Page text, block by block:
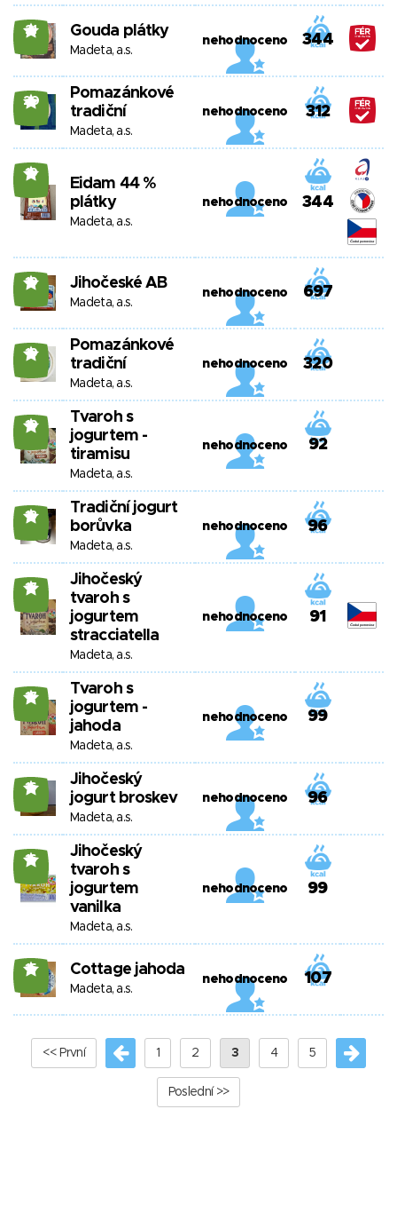
21 Gouda plátky
Madeta, a.s.
nehodnoceno 344
20
Pomazánkové
tradiční
Madeta, a.s.
nehodnoceno 312
19
Eidam 44 %
plátky
Madeta, a.s.
nehodnoceno 344
19 Jihočeské AB
Madeta, a.s.
nehodnoceno 697
19
Pomazánkové
tradiční
Madeta, a.s.
nehodnoceno 320
19
Tvaroh s
jogurtem -
tiramisu
Madeta, a.s.
nehodnoceno 92
18
Tradiční jogurt
borůvka
Madeta, a.s.
nehodnoceno 96
17
Jihočeský
tvaroh s
jogurtem
stracciatella
Madeta, a.s.
nehodnoceno 91
17
Tvaroh s
jogurtem -
jahoda
Madeta, a.s.
nehodnoceno 99
16
Jihočeský
jogurt broskev
Madeta, a.s.
nehodnoceno 96
16
Jihočeský
tvaroh s
jogurtem
vanilka
Madeta, a.s.
nehodnoceno 99
15 Cottage jahoda
Madeta, a.s.
nehodnoceno 107
<< První 1 2 3 4 5
Poslední >>